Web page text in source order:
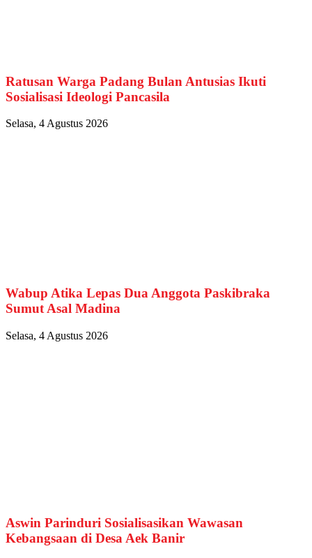
Ratusan Warga Padang Bulan Antusias Ikuti
Sosialisasi Ideologi Pancasila
Selasa, 4 Agustus 2026
Wabup Atika Lepas Dua Anggota Paskibraka
Sumut Asal Madina
Selasa, 4 Agustus 2026
Aswin Parinduri Sosialisasikan Wawasan
Kebangsaan di Desa Aek Banir